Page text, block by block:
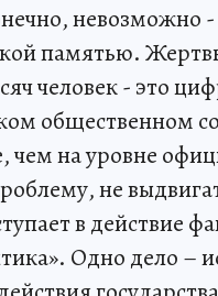
невозможно
памятью.
человек - это
общественном
чем на уровне
не
в действие
Одно дело –